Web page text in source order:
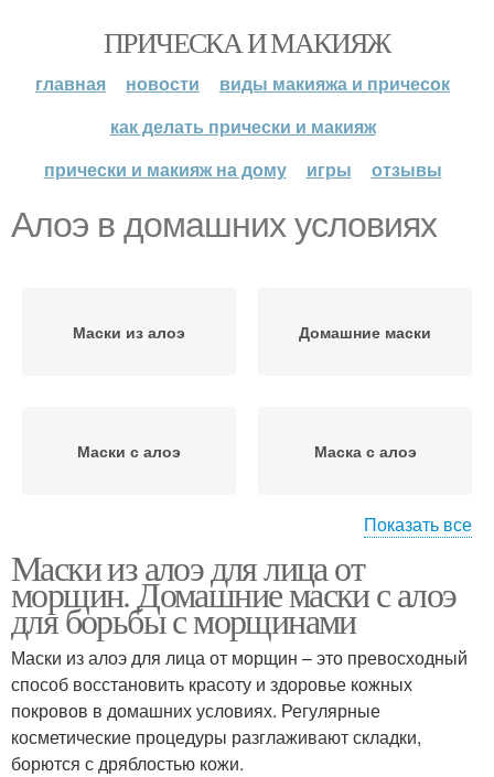
ПРИЧЕСКА И МАКИЯЖ
главная новости
виды макияжа и причесок
как делать прически и макияж
прически и макияж на дому
игры отзывы
Алоэ в домашних условиях
Маски из алоэ Домашние маски
Маски с алоэ Маска с алоэ
Алоэ от морщин Маска из алоэ
Алоэ для лица Алоэ для кожи
Показать все
Маски из алоэ для лица от
морщин. Домашние маски с алоэ
для борьбы с морщинами
Маски из алоэ для лица от морщин – это превосходный
способ восстановить красоту и здоровье кожных
покровов в домашних условиях. Регулярные
косметические процедуры разглаживают складки,
борются с дряблостью кожи.